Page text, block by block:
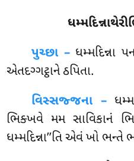
પુચ્છા –ધમ્મદિન્ના
એતદગ્ગટ્ઠાને ઠપિતા.
વિસ્સજ્જના –
ભિક્ખવે મમ સાવિકાનં
ધમ્મદિન્ના’’તિ એવં ખો ભન્તે